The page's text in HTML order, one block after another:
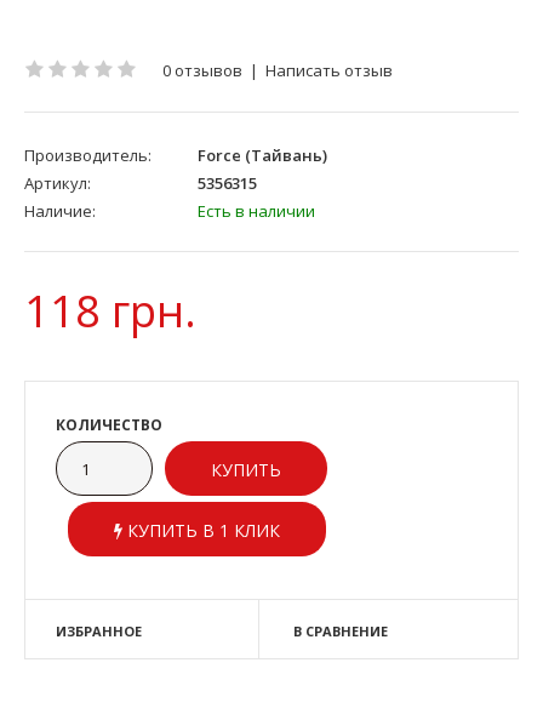
0 отзывов | Написать отзыв
Производитель:
Force (Тайвань)
Артикул:
5356315
Наличие:
Есть в наличии
118 грн.
КОЛИЧЕСТВО
КУПИТЬ В 1 КЛИК
ИЗБРАННОЕ В СРАВНЕНИЕ